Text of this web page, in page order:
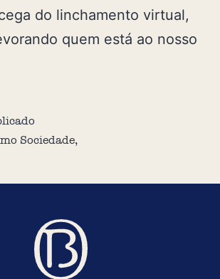
do linchamento virtual,
quem está ao nosso
Sociedade,